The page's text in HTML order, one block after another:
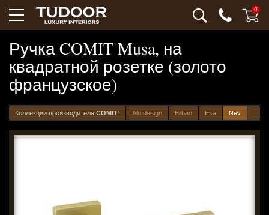
0
Ручка COMIT Musa, на
квадратной розетке (золото
французское)
Коллекции производителя COMIT: Alu design Bilbao Exa Nev